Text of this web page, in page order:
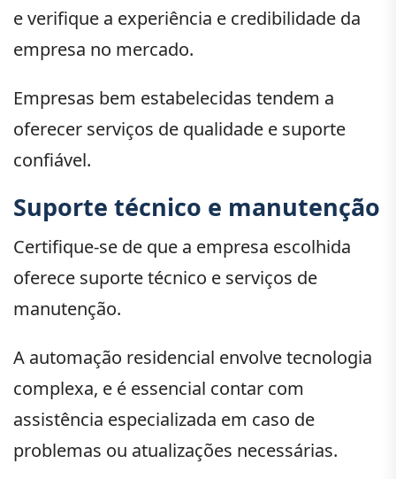
e verifique a experiência e credibilidade da
empresa no mercado.
Empresas bem estabelecidas tendem a
oferecer serviços de qualidade e suporte
confiável.
Suporte técnico e manutenção
Certifique-se de que a empresa escolhida
oferece suporte técnico e serviços de
manutenção.
A automação residencial envolve tecnologia
complexa, e é essencial contar com
assistência especializada em caso de
problemas ou atualizações necessárias.